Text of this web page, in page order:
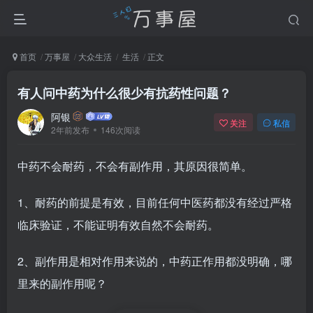
首页 万事屋 大众生活 生活 正文
有人问中药为什么很少有抗药性问题？
阿银
2年前发布 146次阅读
关注 私信
中药不会耐药，不会有副作用，其原因很简单。
1、耐药的前提是有效，目前任何中医药都没有经过严格
临床验证，不能证明有效自然不会耐药。
2、副作用是相对作用来说的，中药正作用都没明确，哪
里来的副作用呢？